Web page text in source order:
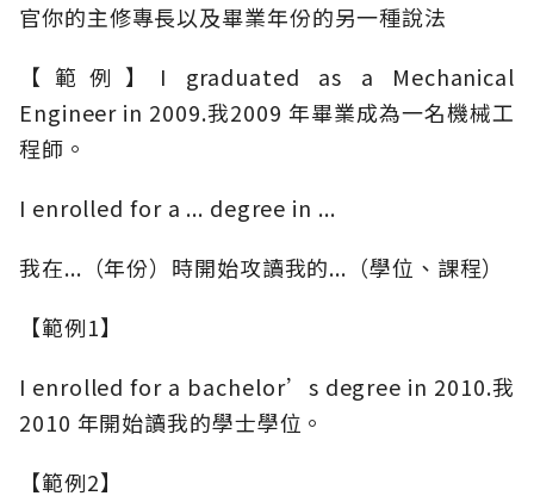
官你的主修專長以及畢業年份的另一種說法
【範例】I graduated as a Mechanical
Engineer in 2009.我2009 年畢業成為一名機械工
程師。
I enrolled for a ... degree in ...
我在...（年份）時開始攻讀我的...（學位、課程）
【範例1】
I enrolled for a bachelor’s degree in 2010.我
2010 年開始讀我的學士學位。
【範例2】